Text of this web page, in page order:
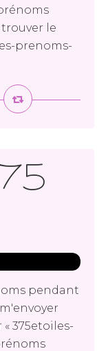
trouver le
prenoms-
pendant
375etoiles-